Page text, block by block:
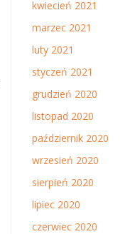
kwiecień 2021
marzec 2021
luty 2021
styczeń 2021
grudzień 2020
listopad 2020
październik 2020
wrzesień 2020
sierpień 2020
lipiec 2020
czerwiec 2020